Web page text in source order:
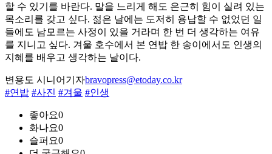
할 수 있기를 바란다. 말을 느리게 해도 은근히 힘이 실려 있는
목소리를 갖고 싶다. 젊은 날에는 도저히 용납할 수 없었던 일
들에도 남모르는 사정이 있을 거라며 한 번 더 생각하는 여유
를 지니고 싶다. 겨울 호수에서 본 연밥 한 송이에서도 인생의
지혜를 배우고 생각하는 날이다.
변용도 시니어기자bravopress@etoday.co.kr
#연밥 #사진 #겨울 #인생
좋아요0
화나요0
슬퍼요0